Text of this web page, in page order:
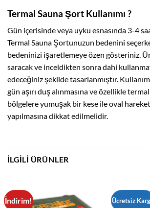
Termal Sauna Şort Kullanımı ?
Gün içerisinde veya uyku esnasında 3-4
Termal Sauna Şortunuzun bedenini
bedeninizi işaretlemeye özen gösteriniz.
saracak ve inceldikten sonra dahi
edeceğiniz şekilde tasarlanmıştır.
gün aşırı duş alınmasına ve özellikle
bölgelere yumuşak bir kese ile oval
yapılmasına dikkat edilmelidir.
İLGILI ÜRÜNLER
İndirim! Ücretsiz